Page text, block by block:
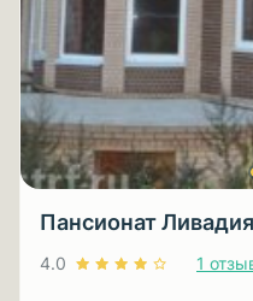
Пансионат
4.0 1